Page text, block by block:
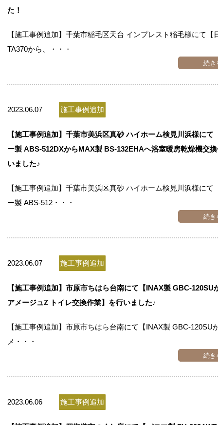
た！
【施工事例追加】千葉市稲毛区天台 インプレスト稲毛様にて【
TA370から、・・・
続き
2023.06.07 施工事例追加
【施工事例追加】千葉市美浜区真砂 ハイホーム検見川浜様にて
ー製 ABS-512DXからMAX製 BS-132EHAへ浴室暖房乾燥機交
いました♪
【施工事例追加】千葉市美浜区真砂 ハイホーム検見川浜様にて
ー製 ABS-512・・・
続き
2023.06.07 施工事例追加
【施工事例追加】市原市ちはら台南にて【INAX製 GBC-120SU
アメージュZ トイレ交換作業】を行いました♪
【施工事例追加】市原市ちはら台南にて【INAX製 GBC-120SU
メ・・・
続き
2023.06.06 施工事例追加